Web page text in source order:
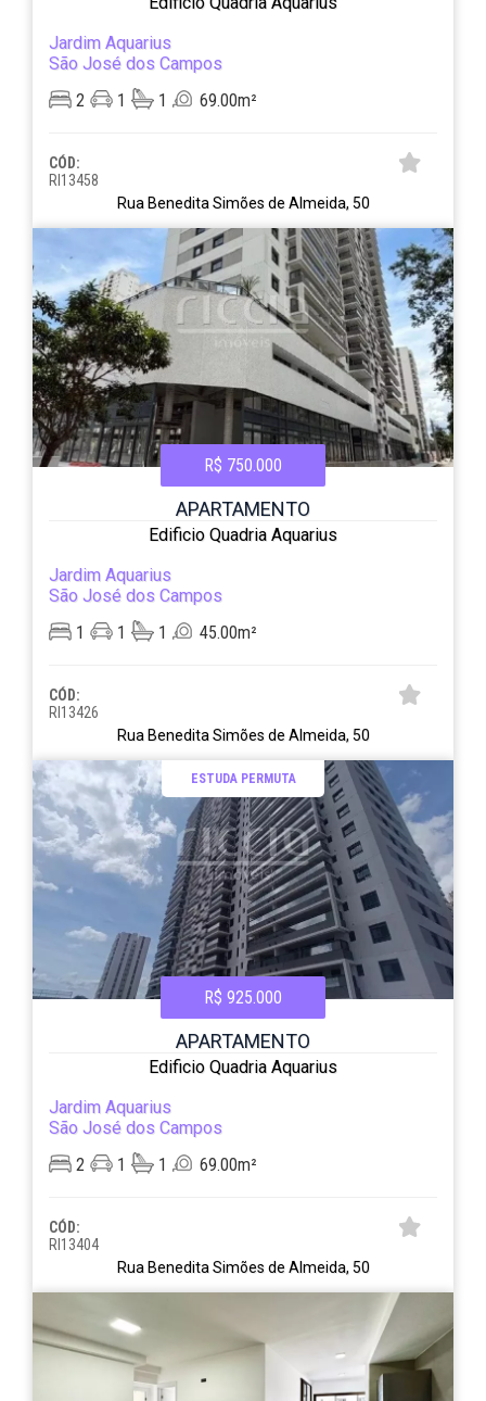
Jardim Aquarius
São José dos Campos
2
1 1 69.00m²
CÓD:
RI13458
Rua Benedita Simões de Almeida, 50
R$ 750.000
APARTAMENTO
Edificio Quadria Aquarius
Jardim Aquarius
São José dos Campos
1
1 1 45.00m²
CÓD:
RI13426
Rua Benedita Simões de Almeida, 50
ESTUDA PERMUTA
R$ 925.000
APARTAMENTO
Edificio Quadria Aquarius
Jardim Aquarius
São José dos Campos
2
1 1 69.00m²
CÓD:
RI13404
Rua Benedita Simões de Almeida, 50